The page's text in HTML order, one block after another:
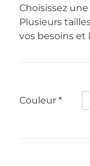
Choisissez
Plusieurs
vos besoins et
Couleur